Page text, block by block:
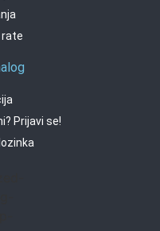
rate
Prijavi se!